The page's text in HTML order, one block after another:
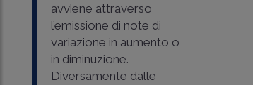
avviene attraverso
l’emissione di note di
variazione in aumento o
in diminuzione.
Diversamente dalle